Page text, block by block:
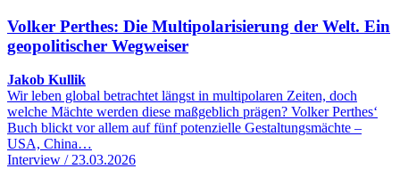
Volker Perthes: Die Multipolarisierung der Welt. Ein
geopolitischer Wegweiser
Jakob Kullik
Wir leben global betrachtet längst in multipolaren Zeiten, doch
welche Mächte werden diese maßgeblich prägen? Volker Perthes‘
Buch blickt vor allem auf fünf potenzielle Gestaltungsmächte –
USA, China…
Interview / 23.03.2026